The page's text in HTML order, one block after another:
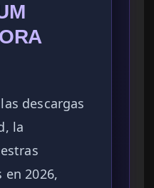
descargas
la
en 2026,